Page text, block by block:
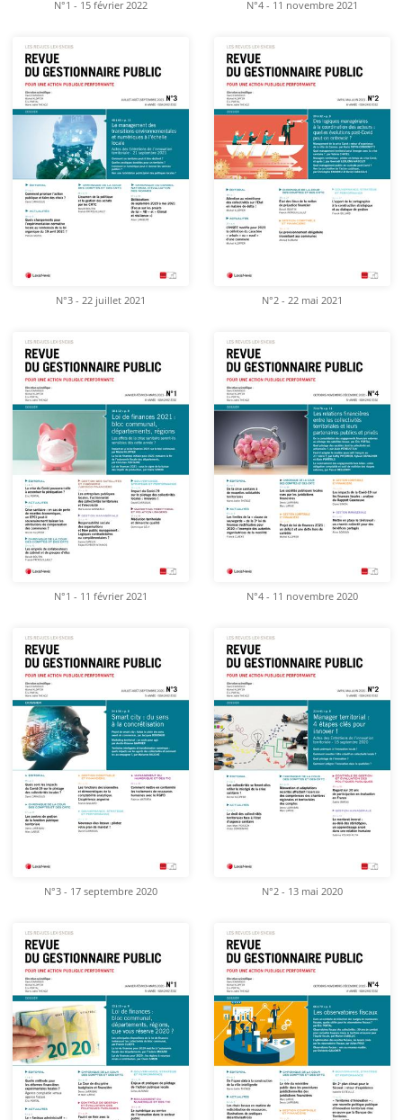
N°1 - 15 février 2022 N°4 - 11 novembre 2021
N°3 - 22 juillet 2021 N°2 - 22 mai 2021
N°1 - 11 février 2021 N°4 - 11 novembre 2020
N°3 - 17 septembre 2020 N°2 - 13 mai 2020